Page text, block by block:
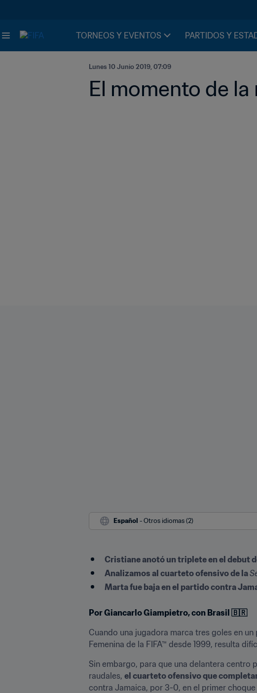
TORNEOS Y EVENTOS PARTIDOS Y
Lunes 10 Junio 2019, 07:09
El momento de
Español - Otros idiomas (2)
Cristiane anotó un triplete en el debut
Analizamos al cuarteto ofensivo de la
Marta fue baja en el partido contra
Por Giancarlo Giampietro, con Brasil 🇧🇷
Cuando una jugadora marca tres goles en
Femenina de la FIFA™ desde 1999, resulta
Sin embargo, para que una delantera centro
raudales, el cuarteto ofensivo que
contra Jamaica, por 3-0, en el primer choque